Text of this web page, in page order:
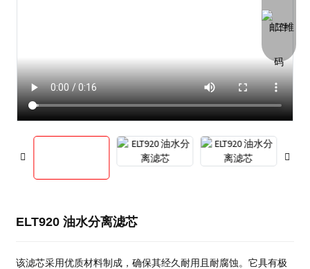
ELT920 油水分离滤芯
该滤芯采用优质材料制成，确保其经久耐用且耐腐蚀。它具有极